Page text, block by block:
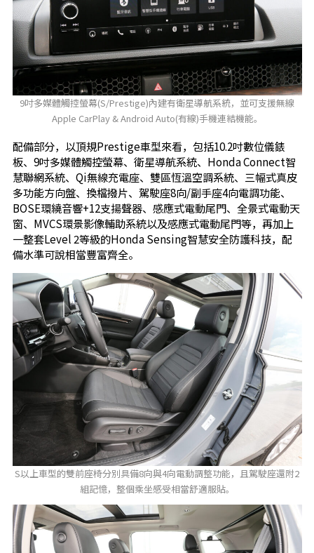
9吋多媒體觸控螢幕(S/Prestige)內建有衛星導航系統，並可支援無線
Apple CarPlay & Android Auto(有線)手機連結機能。
配備部分，以頂規Prestige車型來看，包括10.2吋數位儀錶
板、9吋多媒體觸控螢幕、衛星導航系統、Honda Connect智
慧聯網系統、Qi無線充電座、雙區恆溫空調系統、三幅式真皮
多功能方向盤、換檔撥片、駕駛座8向/副手座4向電調功能、
BOSE環繞音響+12支揚聲器、感應式電動尾門、全景式電動天
窗、MVCS環景影像輔助系統以及感應式電動尾門等，再加上
一整套Level 2等級的Honda Sensing智慧安全防護科技，配
備水準可說相當豐富齊全。
S以上車型的雙前座椅分別具備8向與4向電動調整功能，且駕駛座還附2
組記憶，整個乘坐感受相當舒適服貼。